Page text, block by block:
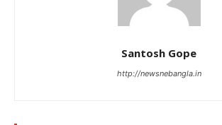
Santosh Gope
http://newsnebangla.in